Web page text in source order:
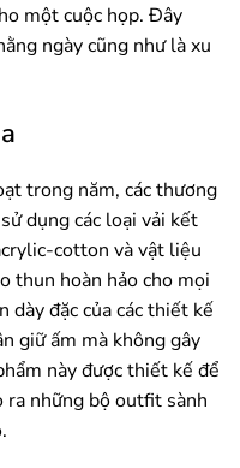
một cuộc họp. Đây
ngày cũng như là xu
trong năm, các thương
dụng các loại vải kết
cotton và vật liệu
thun hoàn hảo cho mọi
đặc của các thiết kế
giữ ấm mà không gây
này được thiết kế để
ra những bộ outfit sành